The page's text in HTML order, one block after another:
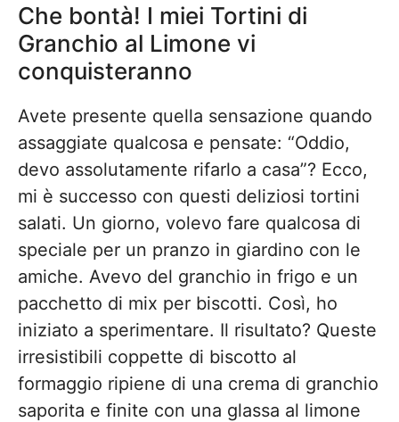
Che bontà! I miei Tortini di
Granchio al Limone vi
conquisteranno
Avete presente quella sensazione quando
assaggiate qualcosa e pensate: “Oddio,
devo assolutamente rifarlo a casa”? Ecco,
mi è successo con questi deliziosi tortini
salati. Un giorno, volevo fare qualcosa di
speciale per un pranzo in giardino con le
amiche. Avevo del granchio in frigo e un
pacchetto di mix per biscotti. Così, ho
iniziato a sperimentare. Il risultato? Queste
irresistibili coppette di biscotto al
formaggio ripiene di una crema di granchio
saporita e finite con una glassa al limone